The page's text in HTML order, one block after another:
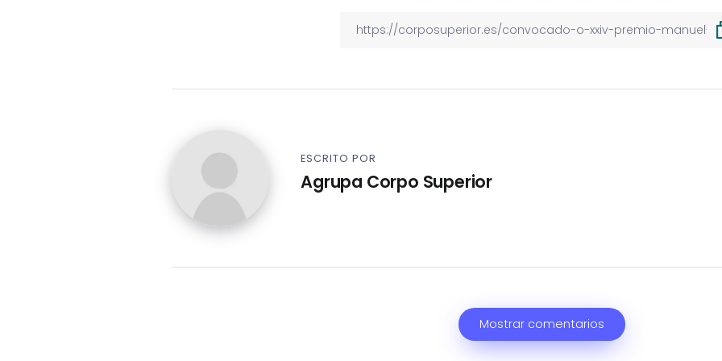
ESCRITO POR
Agrupa Corpo Superior
Mostrar comentarios